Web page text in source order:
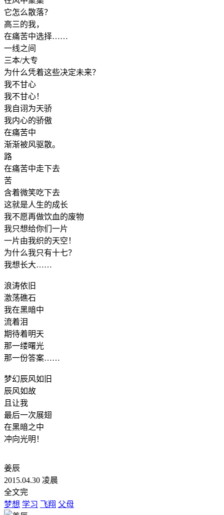
它怎么散落？
高三的我，
在痛苦中选择……
一线之间
三本/大专
为什么凭着这些决定未来？
我不甘心
我不甘心！
我自诩为天骄
我内心的骄傲
在痛苦中
渐渐被风驱散。
路
在痛苦中走下去
苦
含着微笑吃下去
这就是人生的成长
我不愿再做饮血的废物
我只想给你们一片
一片由我织的天空！
为什么我只有十七？
我想长大……
浪涛依旧
激荡礁石
我在黑暗中
流着泪
期待着明天
那一缕曙光
那一份答案……
梦幻辰风如旧
辰风如故
且让我
最后一次展翅
在黑暗之中
冲向光明！
姜辰
2015.04.30 凌晨
全文完
梦想 学习 飞翔 父母